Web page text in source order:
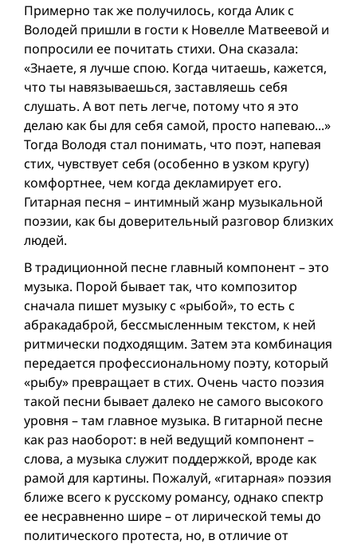
Примерно так же получилось, когда Алик с
Володей пришли в гости к Новелле Матвеевой и
попросили ее почитать стихи. Она сказала:
«Знаете, я лучше спою. Когда читаешь, кажется,
что ты навязываешься, заставляешь себя
слушать. А вот петь легче, потому что я это
делаю как бы для себя самой, просто напеваю...»
Тогда Володя стал понимать, что поэт, напевая
стих, чувствует себя (особенно в узком кругу)
комфортнее, чем когда декламирует его.
Гитарная песня – интимный жанр музыкальной
поэзии, как бы доверительный разговор близких
людей.
В традиционной песне главный компонент – это
музыка. Порой бывает так, что композитор
сначала пишет музыку с «рыбой», то есть с
абракадаброй, бессмысленным текстом, к ней
ритмически подходящим. Затем эта комбинация
передается профессиональному поэту, который
«рыбу» превращает в стих. Очень часто поэзия
такой песни бывает далеко не самого высокого
уровня – там главное музыка. В гитарной песне
как раз наоборот: в ней ведущий компонент –
слова, а музыка служит поддержкой, вроде как
рамой для картины. Пожалуй, «гитарная» поэзия
ближе всего к русскому романсу, однако спектр
ее несравненно шире – от лирической темы до
политического протеста, но, в отличие от